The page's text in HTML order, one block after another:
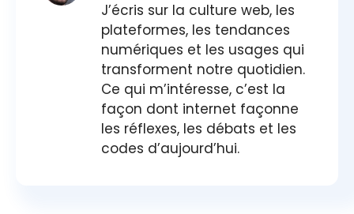
J’écris sur la culture web, les
plateformes, les tendances
numériques et les usages qui
transforment notre quotidien.
Ce qui m’intéresse, c’est la
façon dont internet façonne
les réflexes, les débats et les
codes d’aujourd’hui.